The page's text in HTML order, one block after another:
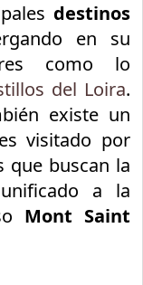
destinos
en su
como lo
del Loira.
existe un
visitado por
que buscan la
a la
Mont Saint